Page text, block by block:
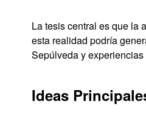
La tesis central es que la
esta realidad podría
Sepúlveda y
Ideas